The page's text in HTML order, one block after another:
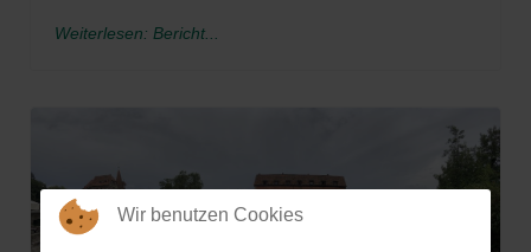
Weiterlesen: Bericht...
Wir benutzen Cookies